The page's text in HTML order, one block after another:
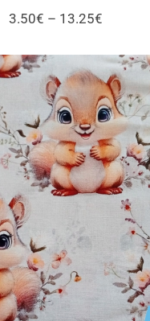
3.50€ – 13.25€Price
through
13.25€
Tecidos esquilos